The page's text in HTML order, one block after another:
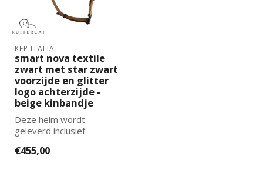
KEP ITALIA
smart nova textile
zwart met star zwart
voorzijde en glitter
logo achterzijde -
beige kinbandje
Deze helm wordt
geleverd inclusief
maat binnenvoering k...
€455,00